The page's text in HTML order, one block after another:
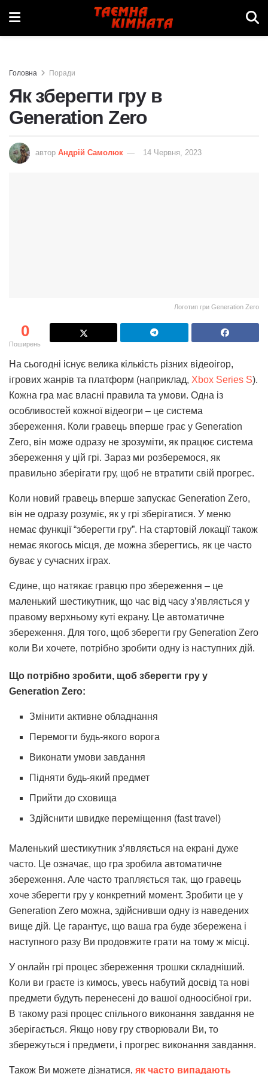
Головна Поради
Як зберегти гру в
Generation Zero
автор Андрій Самолюк 14 Червня, 2023
Логотип гри Generation Zero
0
Поширень
На сьогодні існує велика кількість різних відеоігор,
ігрових жанрів та платформ (наприклад, Xbox Series S).
Кожна гра має власні правила та умови. Одна із
особливостей кожної відеогри – це система
збереження. Коли гравець вперше грає у Generation
Zero, він може одразу не зрозуміти, як працює система
збереження у цій грі. Зараз ми розберемося, як
правильно зберігати гру, щоб не втратити свій прогрес.
Коли новий гравець вперше запускає Generation Zero,
він не одразу розуміє, як у грі зберігатися. У меню
немає функції “зберегти гру”. На стартовій локації також
немає якогось місця, де можна зберегтись, як це часто
буває у сучасних іграх.
Єдине, що натякає гравцю про збереження – це
маленький шестикутник, що час від часу з’являється у
правому верхньому куті екрану. Це автоматичне
збереження. Для того, щоб зберегти гру Generation Zero
коли Ви хочете, потрібно зробити одну із наступних дій.
Що потрібно зробити, щоб зберегти гру у
Generation Zero:
Змінити активне обладнання
Перемогти будь-якого ворога
Виконати умови завдання
Підняти будь-який предмет
Прийти до сховища
Здійснити швидке переміщення (fast travel)
Маленький шестикутник з’являється на екрані дуже
часто. Це означає, що гра зробила автоматичне
збереження. Але часто трапляється так, що гравець
хоче зберегти гру у конкретний момент. Зробити це у
Generation Zero можна, здійснивши одну із наведених
вище дій. Це гарантує, що ваша гра буде збережена і
наступного разу Ви продовжите грати на тому ж місці.
У онлайн грі процес збереження трошки складніший.
Коли ви граєте із кимось, увесь набутий досвід та нові
предмети будуть перенесені до вашої одноосібної гри.
В такому разі процес спільного виконання завдання не
зберігається. Якщо нову гру створювали Ви, то
збережуться і предмети, і прогрес виконання завдання.
Також Ви можете дізнатися, як часто випадають